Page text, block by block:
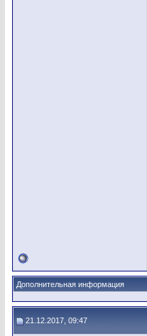
Дополнительная информация
21.12.2017, 09:47